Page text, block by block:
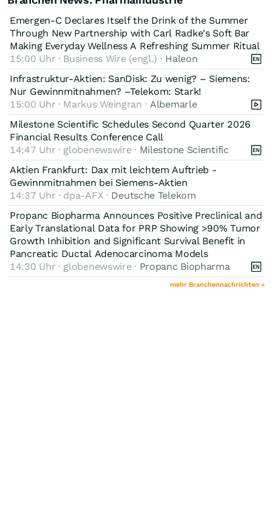
Emergen-C Declares Itself the Drink of the Summer
Through New Partnership with Carl Radke's Soft Bar
Making Everyday Wellness A Refreshing Summer Ritual
15:00 Uhr · Business Wire (engl.) · Haleon
Infrastruktur-Aktien: SanDisk: Zu wenig? – Siemens:
Nur Gewinnmitnahmen? –Telekom: Stark!
15:00 Uhr · Markus Weingran · Albemarle
Milestone Scientific Schedules Second Quarter 2026
Financial Results Conference Call
14:47 Uhr · globenewswire · Milestone Scientific
Aktien Frankfurt: Dax mit leichtem Auftrieb -
Gewinnmitnahmen bei Siemens-Aktien
14:37 Uhr · dpa-AFX · Deutsche Telekom
Propanc Biopharma Announces Positive Preclinical and
Early Translational Data for PRP Showing >90% Tumor
Growth Inhibition and Significant Survival Benefit in
Pancreatic Ductal Adenocarcinoma Models
14:30 Uhr · globenewswire · Propanc Biopharma
mehr Branchennachrichten »